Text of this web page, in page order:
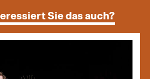
Sie das auch?